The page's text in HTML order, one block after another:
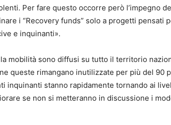
Per fare questo occorre però l’impegno
i “Recovery funds” solo a progetti pensati
e inquinanti».
mobilità sono diffusi su tutto il territorio
queste rimangano inutilizzate per più del 90
inquinanti stanno rapidamente tornando ai
se non si metteranno in discussione i